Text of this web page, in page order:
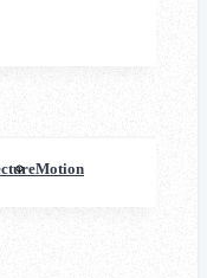
Motion